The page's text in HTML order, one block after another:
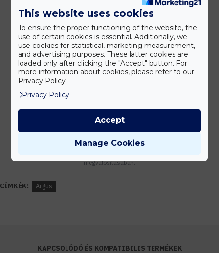
Kedvezmények
Vásárolj nagyobb mennyiségben és megadjuk a legjobb gyártói árakat.
Készleten lévő termékeinket akár 24 órán belül megkaphatod!
Tanácsadás
megvalósításában.
CÍMKÉK: Argus
KAPCSOLÓDÓ ÉS KOMPATIBILIS TERMÉKEK
This website uses cookies
To ensure the proper functioning of the website, the
use of certain cookies is essential. Additionally, we
use cookies for statistical, marketing measurement,
and advertising purposes. These latter cookies are
loaded only after clicking the "Accept" button. For
more information about cookies, please refer to our
Privacy Policy.
Privacy Policy
Manage Cookies
Accept